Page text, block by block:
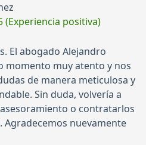
(Experiencia positiva)
El abogado Alejandro
momento muy atento y nos
de manera meticulosa y
Sin duda, volvería a
o contratarlos
Agradecemos nuevamente